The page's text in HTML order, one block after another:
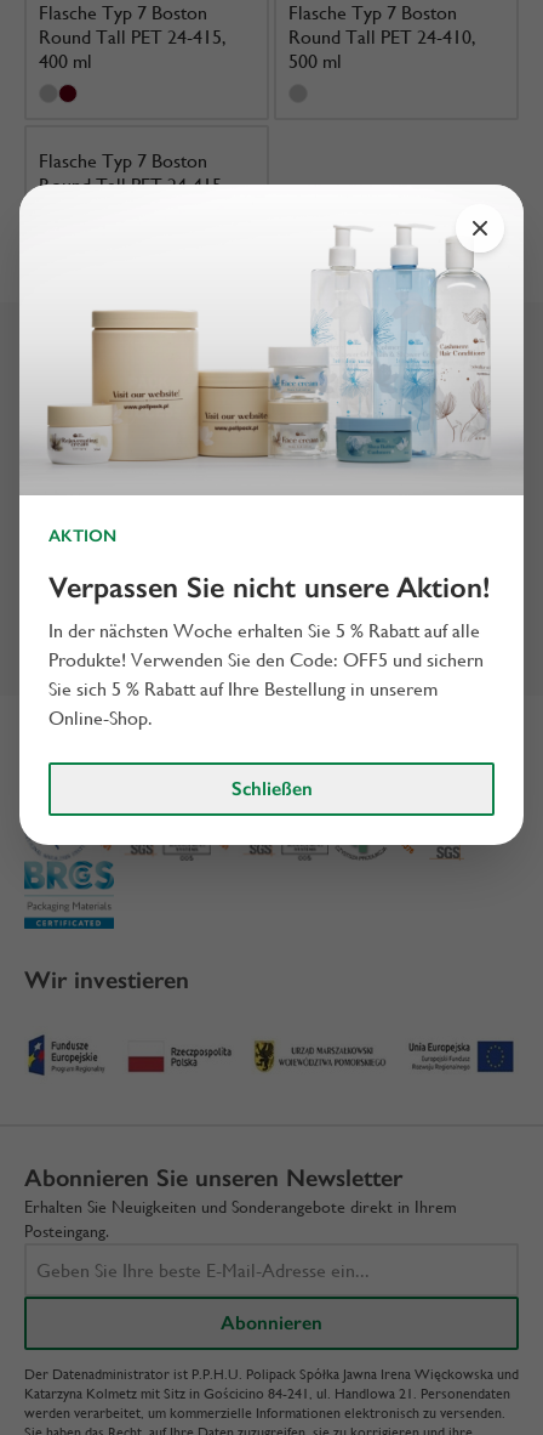
Flasche Typ 7 Boston
Round Tall PET 24-415,
400 ml
Flasche Typ 7 Boston
Round Tall PET 24-410,
500 ml
Flasche Typ 7 Boston
Round Tall PET 24-415,
Unsere Projekte
Schauen Sie sich unsere Projekte an
Wir investieren
Abonnieren Sie unseren Newsletter
Erhalten Sie Neuigkeiten und Sonderangebote direkt in Ihrem
Posteingang.
Der Datenadministrator ist P.P.H.U. Polipack Spółka Jawna Irena Więckowska und
Katarzyna Kolmetz mit Sitz in Gościcino 84-241, ul. Handlowa 21. Personendaten
werden verarbeitet, um kommerzielle Informationen elektronisch zu versenden.
AKTION
Verpassen Sie nicht unsere Aktion!
In der nächsten Woche erhalten Sie 5 % Rabatt auf alle
Produkte! Verwenden Sie den Code: OFF5 und sichern
Sie sich 5 % Rabatt auf Ihre Bestellung in unserem
Online-Shop.
Schließen